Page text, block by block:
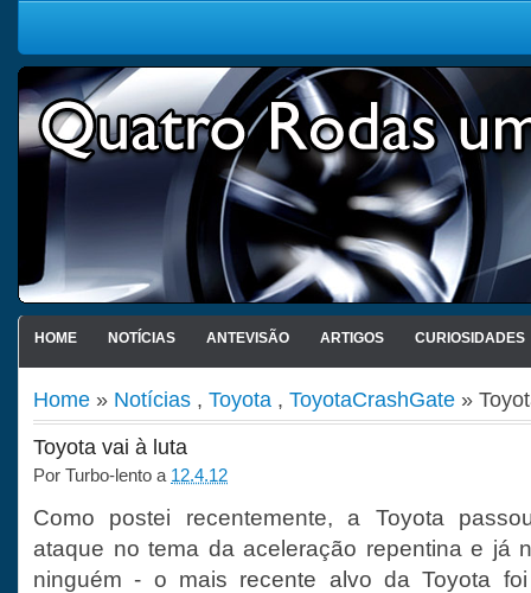
HOME NOTÍCIAS ANTEVISÃO ARTIGOS CURIOSIDADES
Home » Notícias , Toyota , ToyotaCrashGate »
Toyota vai à luta
Por Turbo-lento a 12.4.12
Como postei recentemente, a Toyota
ataque no tema da aceleração repentina e já
ninguém - o mais recente alvo da Toyota